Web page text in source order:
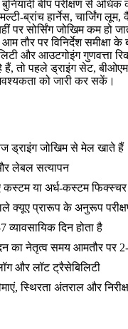
बुनियादी बीप परीक्षण से
ब्रांच हार्नेस, चार्जिंग
सोर्सिंग जोखिम कम हो
पर विनिर्देश समीक्षा
और आउटगोइंग
तो पहले ड्राइंग सेट,
को जारी कर सकें।
ड्राइंग जोखिम से मेल खाते हैं
लेबल सत्यापन
कस्टम या अर्ध-कस्टम फिक्स्चर
क्यूए प्रारूप के अनुरूप
व्यावसायिक दिन होता है
का नेतृत्व समय आमतौर पर 2-
लॉग और लॉट ट्रैसेबिलिटी
स्थिरता अंतराल और